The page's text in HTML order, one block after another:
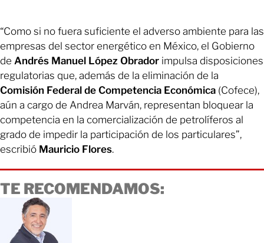
“Como si no fuera suficiente el adverso ambiente para las
empresas del sector energético en México, el Gobierno
de Andrés Manuel López Obrador impulsa disposiciones
regulatorias que, además de la eliminación de la
Comisión Federal de Competencia Económica (Cofece),
aún a cargo de Andrea Marván, representan bloquear la
competencia en la comercialización de petrolíferos al
grado de impedir la participación de los particulares”,
escribió Mauricio Flores.
TE RECOMENDAMOS: